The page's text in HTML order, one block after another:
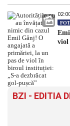
viol
BZI - EDITIA